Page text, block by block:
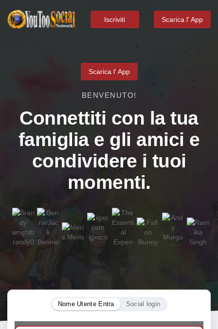
Iscriviti Scarica l' App
Scarica l' App
BENVENUTO!
Connettiti con la tua
famiglia e gli amici e
condividere i tuoi
momenti.
Nome Utente Entra Social login